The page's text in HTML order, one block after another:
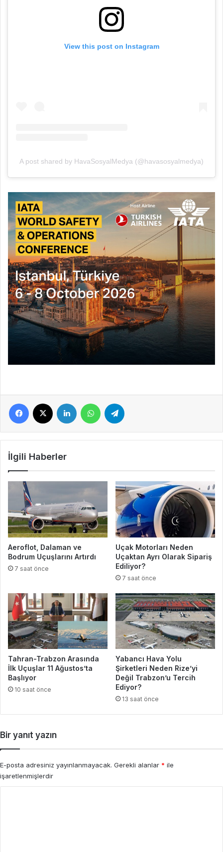
View this post on Instagram
A post shared by HavaSosyalMedya (@havasosyalmedya)
Facebook LinkedIn WhatsApp
İlgili Haberler
Aeroflot, Dalaman ve
Bodrum Uçuşlarını Artırdı
7 saat önce
Uçak Motorları Neden
Uçaktan Ayrı Olarak Sipariş
Ediliyor?
7 saat önce
Tahran-Trabzon Arasında
İlk Uçuşlar 11 Ağustos’ta
Başlıyor
10 saat önce
Yabancı Hava Yolu
Şirketleri Neden Rize’yi
Değil Trabzon’u Tercih
Ediyor?
13 saat önce
Bir yanıt yazın
E-posta adresiniz yayınlanmayacak. Gerekli alanlar * ile
işaretlenmişlerdir